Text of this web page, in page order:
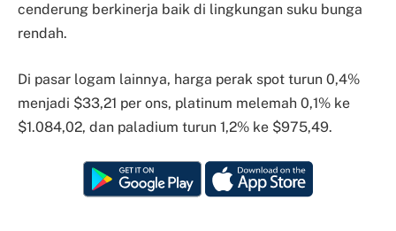
cenderung berkinerja baik di lingkungan suku bunga
rendah.
Di pasar logam lainnya, harga perak spot turun 0,4%
menjadi $33,21 per ons, platinum melemah 0,1% ke
$1.084,02, dan paladium turun 1,2% ke $975,49.